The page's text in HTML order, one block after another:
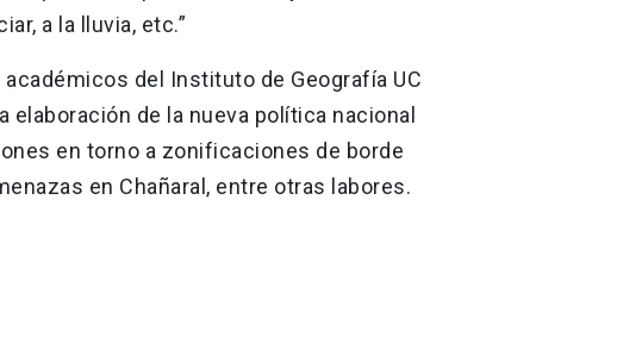
a la lluvia, etc.”
del Instituto de Geografía UC
de la nueva política nacional
en torno a zonificaciones de borde
en Chañaral, entre otras labores.